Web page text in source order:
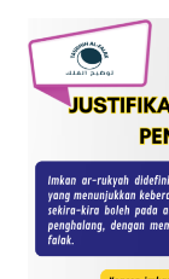
#12
Taudhih
Al-
Falak
Justifikasi
Imkan
Ar-